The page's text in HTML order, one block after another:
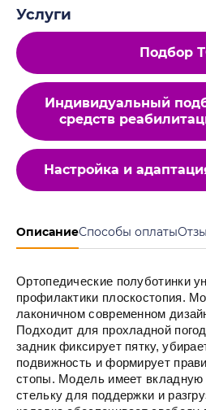
Услуги
Подбор
Индивидуальный
средств
Настройка и
ОписаниеСпособы оплаты
Ортопедические полуботинки
профилактики плоскостопия.
лаконичном современном
Подходит для прохладной
задник фиксирует пятку,
подвижность и формирует
стопы. Модель имеет вкладную
стельку для поддержки и